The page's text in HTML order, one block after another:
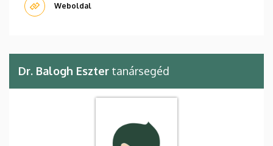
Weboldal
Dr. Balogh Eszter tanársegéd